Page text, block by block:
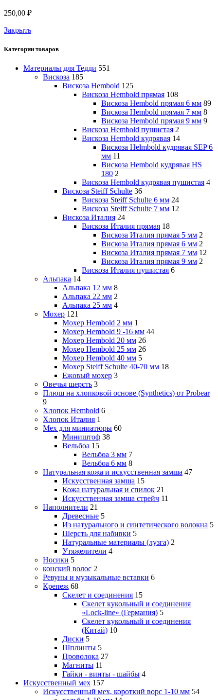
250,00 ₽
Закрыть
Категории товаров
Материалы для Тедди 551
Вискоза 185
Вискоза Hembold 125
Вискоза Hembold прямая 108
Вискоза Hembold прямая 6 мм 89
Вискоза Hembold прямая 7 мм 8
Вискоза Hembold прямая 9 мм 9
Вискоза Hembold пушистая 2
Вискоза Hembold кудрявая 14
Вискоза Helmbold кудрявая SEP 6
мм 11
Вискоза Hembold кудрявая HS
180 2
Вискоза Hembold кудрявая пушистая 4
Вискоза Steiff Schulte 36
Вискоза Steiff Schulte 6 мм 24
Вискоза Steiff Schulte 7 мм 12
Вискоза Италия 24
Вискоза Италия прямая 18
Вискоза Италия прямая 5 мм 2
Вискоза Италия прямая 6 мм 2
Вискоза Италия прямая 7 мм 12
Вискоза Италия прямая 9 мм 2
Вискоза Италия пушистая 6
Альпака 14
Альпака 12 мм 8
Альпака 22 мм 2
Альпака 25 мм 4
Мохер 121
Мохер Hembold 2 мм 1
Мохер Hembold 9 -16 мм 44
Мохер Hembold 20 мм 26
Мохер Hembold 25 мм 26
Мохер Hembold 40 мм 5
Мохер Steiff Schulte 40-70 мм 18
Ежовый мохер 3
Овечья шерсть 3
Плюш на хлопковой основе (Synthetics) от Probear
9
Хлопок Hembold 6
Хлопок Италия 1
Мех для миниатюры 60
Миништоф 38
Вельбоа 15
Вельбоа 3 мм 7
Вельбоа 6 мм 8
Натуральная кожа и искусственная замша 47
Искусственная замша 15
Кожа натуральная и спилок 21
Искусственная замша стрейч 11
Наполнители 21
Древесные 5
Из натурального и синтетического волокна 5
Шерсть для набивки 5
Натуральные материалы (лузга) 2
Утяжелители 4
Носики 5
конский волос 2
Ревуны и музыкальные вставки 6
Крепеж 68
Скелет и соединения 15
Скелет кукольный и соединения
«Lock-line» (Германия) 5
Скелет кукольный и соединения
(Китай) 10
Диски 5
Шплинты 5
Проволока 27
Магниты 11
Гайки - винты - шайбы 4
Искусственный мех 157
Искусственный мех, короткий ворс 1-10 мм 54